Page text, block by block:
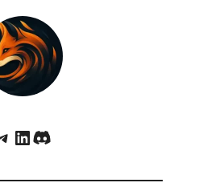
LinkedIn
Discord